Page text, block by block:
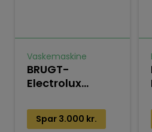
Vaskemaskine
BRUGT-
Electrolux
tørremaskine
EW7W5247A2
Spar 3.000 kr.